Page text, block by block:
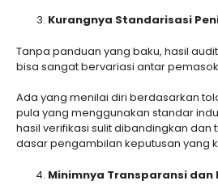
Kurangnya Standarisasi
Tanpa panduan yang baku, hasil
bisa sangat bervariasi antar
Ada yang menilai diri berdasarkan
pula yang menggunakan standar
hasil verifikasi sulit dibandingkan dan
dasar pengambilan keputusan yang
Minimnya Transparansi dan